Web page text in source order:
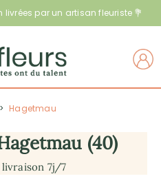
livrées par un artisan fleuriste 💐
> Hagetmau
(40)
livraison 7j/7